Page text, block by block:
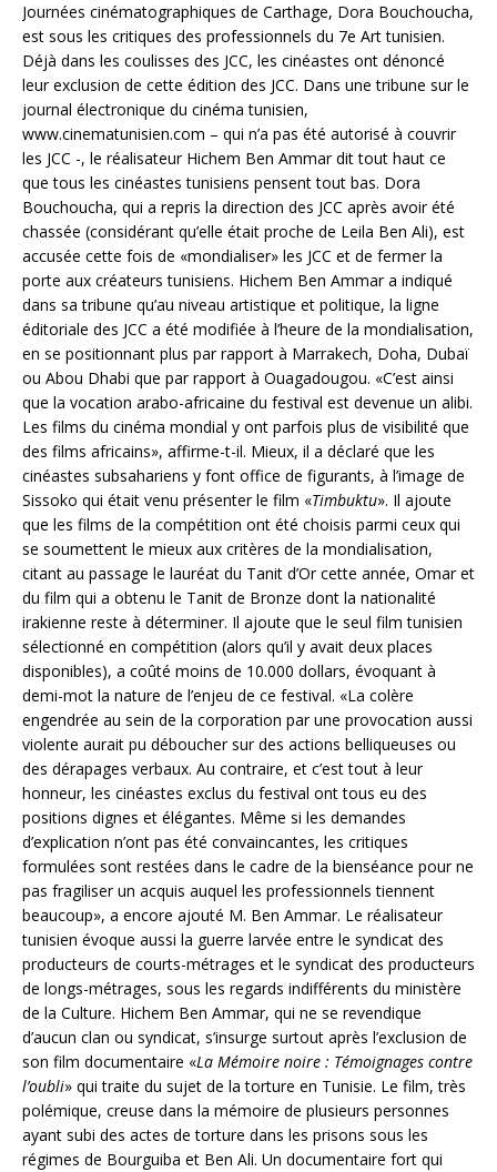
Journées cinématographiques de Carthage, Dora Bouchoucha,
est sous les critiques des professionnels du 7e Art tunisien.
Déjà dans les coulisses des JCC, les cinéastes ont dénoncé
leur exclusion de cette édition des JCC. Dans une tribune sur le
journal électronique du cinéma tunisien,
www.cinematunisien.com – qui n’a pas été autorisé à couvrir
les JCC -, le réalisateur Hichem Ben Ammar dit tout haut ce
que tous les cinéastes tunisiens pensent tout bas. Dora
Bouchoucha, qui a repris la direction des JCC après avoir été
chassée (considérant qu’elle était proche de Leila Ben Ali), est
accusée cette fois de «mondialiser» les JCC et de fermer la
porte aux créateurs tunisiens. Hichem Ben Ammar a indiqué
dans sa tribune qu’au niveau artistique et politique, la ligne
éditoriale des JCC a été modifiée à l’heure de la mondialisation,
en se positionnant plus par rapport à Marrakech, Doha, Dubaï
ou Abou Dhabi que par rapport à Ouagadougou. «C’est ainsi
que la vocation arabo-africaine du festival est devenue un alibi.
Les films du cinéma mondial y ont parfois plus de visibilité que
des films africains», affirme-t-il. Mieux, il a déclaré que les
cinéastes subsahariens y font office de figurants, à l’image de
Sissoko qui était venu présenter le film «Timbuktu». Il ajoute
que les films de la compétition ont été choisis parmi ceux qui
se soumettent le mieux aux critères de la mondialisation,
citant au passage le lauréat du Tanit d’Or cette année, Omar et
du film qui a obtenu le Tanit de Bronze dont la nationalité
irakienne reste à déterminer. Il ajoute que le seul film tunisien
sélectionné en compétition (alors qu’il y avait deux places
disponibles), a coûté moins de 10.000 dollars, évoquant à
demi-mot la nature de l’enjeu de ce festival. «La colère
engendrée au sein de la corporation par une provocation aussi
violente aurait pu déboucher sur des actions belliqueuses ou
des dérapages verbaux. Au contraire, et c’est tout à leur
honneur, les cinéastes exclus du festival ont tous eu des
positions dignes et élégantes. Même si les demandes
d’explication n’ont pas été convaincantes, les critiques
formulées sont restées dans le cadre de la bienséance pour ne
pas fragiliser un acquis auquel les professionnels tiennent
beaucoup», a encore ajouté M. Ben Ammar. Le réalisateur
tunisien évoque aussi la guerre larvée entre le syndicat des
producteurs de courts-métrages et le syndicat des producteurs
de longs-métrages, sous les regards indifférents du ministère
de la Culture. Hichem Ben Ammar, qui ne se revendique
d’aucun clan ou syndicat, s’insurge surtout après l’exclusion de
son film documentaire «La Mémoire noire : Témoignages contre
l’oubli» qui traite du sujet de la torture en Tunisie. Le film, très
polémique, creuse dans la mémoire de plusieurs personnes
ayant subi des actes de torture dans les prisons sous les
régimes de Bourguiba et Ben Ali. Un documentaire fort qui